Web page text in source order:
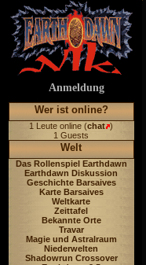
Anmeldung
Wer ist online?
1 Leute online (chat )
1 Guests
Welt
Das Rollenspiel Earthdawn
Earthdawn Diskussion
Geschichte Barsaives
Karte Barsaives
Weltkarte
Zeittafel
Bekannte Orte
Travar
Magie und Astralraum
Niederwelten
Shadowrun Crossover